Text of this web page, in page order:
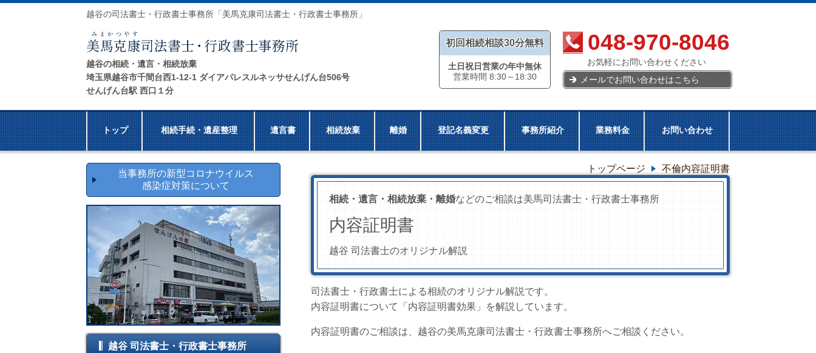
越谷の司法書士・行政書士事務所「美馬克康司法書士・行政書士事務所」
越谷の相続・遺言・相続放棄
埼玉県越谷市千間台西1-12-1 ダイアパレスルネッサせんげん台506号
せんげん台駅 西口１分
初回相続相談30分無料
土日祝日営業の年中無休
営業時間 8:30～18:30
048-970-8046
お気軽にお問い合わせください
メールでお問い合わせはこちら
トップ 相続手続・遺産整理 遺言書 相続放棄 離婚 登記名義変更 事務所紹介 業務料金 お問い合わせ
トップページ 不倫内容証明書
相続・遺言・相続放棄・離婚などのご相談は美馬司法書士・行政書士事務所
内容証明書
越谷 司法書士のオリジナル解説
司法書士・行政書士による相続のオリジナル解説です。
内容証明書について「内容証明書効果」を解説しています。
内容証明書のご相談は、越谷の美馬克康司法書士・行政書士事務所へご相談ください。
当事務所の新型コロナウイルス
感染症対策について
越谷 司法書士・行政書士事務所